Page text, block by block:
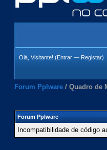
Olá, Visitante! (Entrar — Registar)
Forum Pplware / Quadro de
Forum Pplware
Incompatibilidade de código